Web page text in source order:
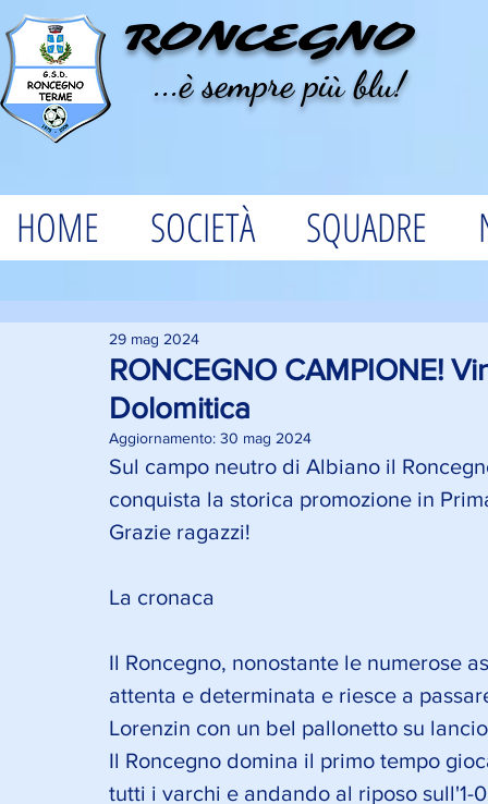
RONCEGNO
...è sempre più blu!
HOME SOCIETÀ SQUADRE
RONCEGNO CAMPIONE!
Dolomitica
29 mag 2024
Aggiornamento: 30 mag 2024
Sul campo neutro di Albiano il
conquista la storica promozione in
Grazie ragazzi!
La cronaca
Il Roncegno, nonostante le numerose
attenta e determinata e riesce a
Lorenzin con un bel pallonetto su
Il Roncegno domina il primo tempo
tutti i varchi e andando al riposo sull'1-